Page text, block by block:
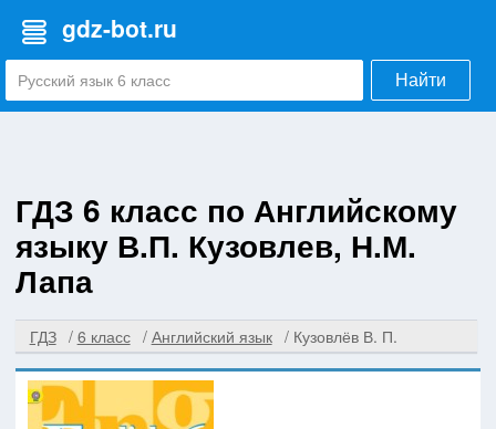
gdz-bot.ru
Найти
ГДЗ 6 класс по Английскому
языку В.П. Кузовлев, Н.М.
Лапа
ГДЗ 6 класс Английский язык Кузовлёв В. П.